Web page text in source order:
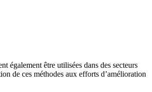
également être utilisées dans des secteurs
de ces méthodes aux efforts d’amélioration